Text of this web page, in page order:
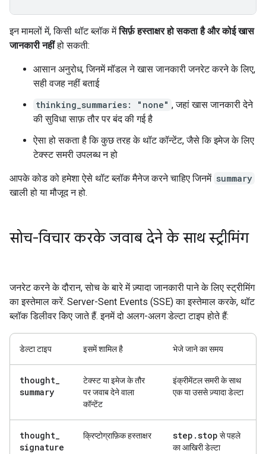
इन मामलों में, किसी थॉट ब्लॉक मेंसिर्फ़ हस्ताक्षर हो सकता है और कोई खास
जानकारी नहींहो सकती:
आसान अनुरोध, जिनमें मॉडल ने खास जानकारी जनरेट करने के लिए,
सही वजह नहीं बताई
thinking_summaries: "none" , जहां खास जानकारी देने
की सुविधा साफ़ तौर पर बंद की गई है
ऐसा हो सकता है कि कुछ तरह के थॉट कॉन्टेंट, जैसे कि इमेज के लिए
टेक्स्ट समरी उपलब्ध न हो
आपके कोड को हमेशा ऐसे थॉट ब्लॉक मैनेज करने चाहिए जिनमें summary
खाली हो या मौजूद न हो.
सोच-विचार करके जवाब देने के साथ स्ट्रीमिंग
जनरेट करने के दौरान, सोच के बारे में ज़्यादा जानकारी पाने के लिए स्ट्रीमिंग
का इस्तेमाल करें. Server-Sent Events (SSE) का इस्तेमाल करके, थॉट
ब्लॉक डिलीवर किए जाते हैं. इनमें दो अलग-अलग डेल्टा टाइप होते हैं:
डेल्टा टाइप इसमें शामिल है भेजे जाने का समय
thought_
summary
टेक्स्ट या इमेज के तौर
पर जवाब देने वाला
कॉन्टेंट
इंक्रीमेंटल समरी के साथ
एक या उससे ज़्यादा डेल्टा
thought_
signature
क्रिप्टोग्राफ़िक हस्ताक्षर step .stop से पहले
का आखिरी डेल्टा